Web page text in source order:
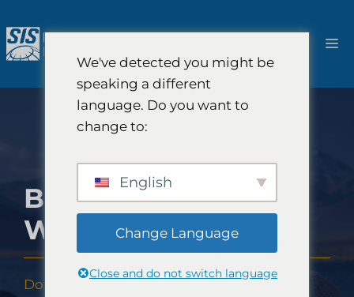
do
treści
BADANIA RYNKU
W BOLIWII
Dom Ameryka
We've detected you might be
speaking a different
language. Do you want to
change to:
English
Change Language
Close and do not switch language